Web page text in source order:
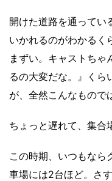
開けた道路を通ってい
いかれるのがわかるく
まずい。キャストちゃ
るの大変だな。』くら
が、全然こんなもので
ちょっと遅れて、集合
この時期、いつもなら
車場には2台ほど。さ